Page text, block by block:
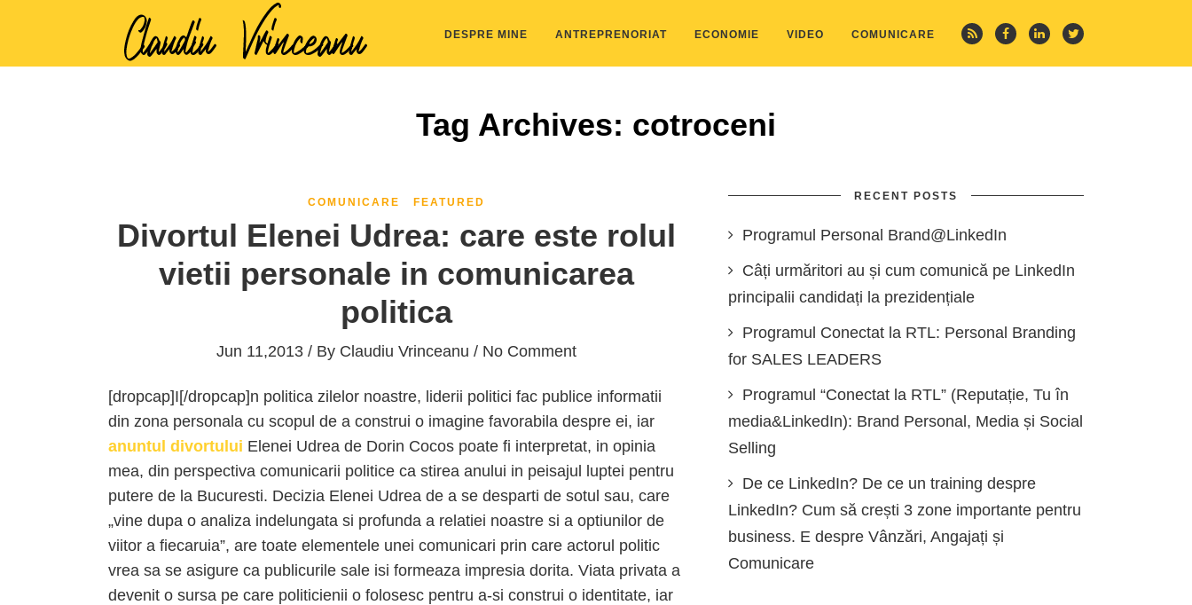
DESPRE MINE ANTREPRENORIAT ECONOMIE VIDEO COMUNICARE
Tag Archives: cotroceni
COMUNICARE FEATURED
Divortul Elenei Udrea: care este rolul
vietii personale in comunicarea
politica
Jun 11,2013 / By Claudiu Vrinceanu / No Comment
[dropcap]I[/dropcap]n politica zilelor noastre, liderii politici fac publice informatii
din zona personala cu scopul de a construi o imagine favorabila despre ei, iar
anuntul divortului Elenei Udrea de Dorin Cocos poate fi interpretat, in opinia
mea, din perspectiva comunicarii politice ca stirea anului in peisajul luptei pentru
putere de la Bucuresti. Decizia Elenei Udrea de a se desparti de sotul sau, care
„vine dupa o analiza indelungata si profunda a relatiei noastre si a optiunilor de
viitor a fiecaruia”, are toate elementele unei comunicari prin care actorul politic
vrea sa se asigure ca publicurile sale isi formeaza impresia dorita. Viata privata a
devenit o sursa pe care politicienii o folosesc pentru a-si construi o identitate, iar
RECENT POSTS
Programul Personal Brand@LinkedIn
Câți urmăritori au și cum comunică pe LinkedIn
principalii candidați la prezidențiale
Programul Conectat la RTL: Personal Branding
for SALES LEADERS
Programul “Conectat la RTL” (Reputație, Tu în
media&LinkedIn): Brand Personal, Media și Social
Selling
De ce LinkedIn? De ce un training despre
LinkedIn? Cum să crești 3 zone importante pentru
business. E despre Vânzări, Angajați și
Comunicare